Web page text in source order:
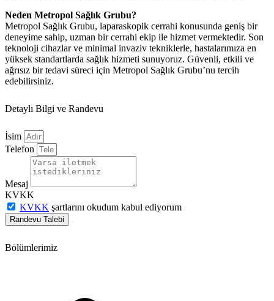
Neden Metropol Sağlık Grubu?
Metropol Sağlık Grubu, laparaskopik cerrahi konusunda geniş bir
deneyime sahip, uzman bir cerrahi ekip ile hizmet vermektedir. Son
teknoloji cihazlar ve minimal invaziv tekniklerle, hastalarımıza en
yüksek standartlarda sağlık hizmeti sunuyoruz. Güvenli, etkili ve
ağrısız bir tedavi süreci için Metropol Sağlık Grubu’nu tercih
edebilirsiniz.
Detaylı Bilgi ve Randevu
İsim
Telefon
Mesaj
KVKK
KVKK şartlarını okudum kabul ediyorum
Randevu Talebi
Bölümlerimiz